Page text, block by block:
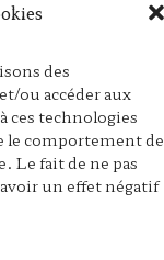
des
ou accéder aux
ces technologies
le comportement de
Le fait de ne pas
un effet négatif